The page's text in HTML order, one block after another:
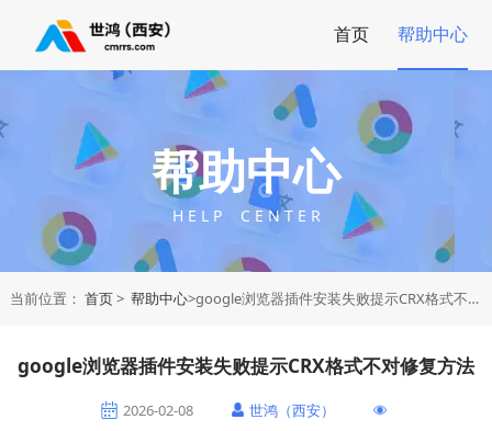
首页 帮助中心
帮助中心
H E L P C E N T E R
当前位置： 首页> 帮助中心>google浏览器插件安装失败提示CRX格式不对修复方法
google浏览器插件安装失败提示CRX格式不对修复方法
2026-02-08 世鸿（西安）